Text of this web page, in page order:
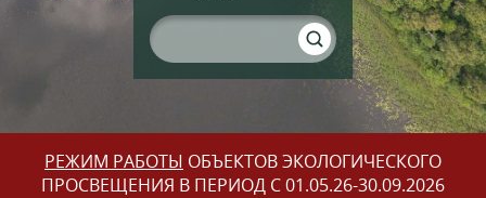
РЕЖИМ РАБОТЫ ОБЪЕКТОВ ЭКОЛОГИЧЕСКОГО
ПРОСВЕЩЕНИЯ В ПЕРИОД С 01.05.26-30.09.2026